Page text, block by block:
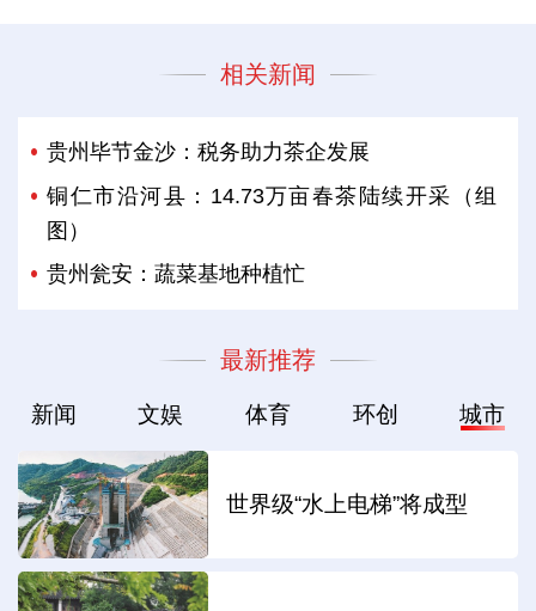
相关新闻
贵州毕节金沙：税务助力茶企发展
铜仁市沿河县：14.73万亩春茶陆续开采（组
图）
贵州瓮安：蔬菜基地种植忙
最新推荐
新闻 文娱 体育 环创 城市
世界级“水上电梯”将成型